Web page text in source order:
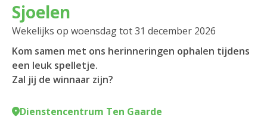
Sjoelen
Wekelijks op woensdag tot 31 december 2026
Kom samen met ons herinneringen ophalen tijdens
een leuk spelletje.
Zal jij de winnaar zijn?
Dienstencentrum Ten Gaarde